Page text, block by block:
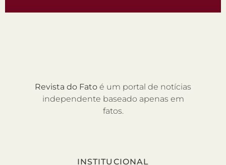
Revista do Fato é um portal de notícias
independente baseado apenas em
fatos.
INSTITUCIONAL